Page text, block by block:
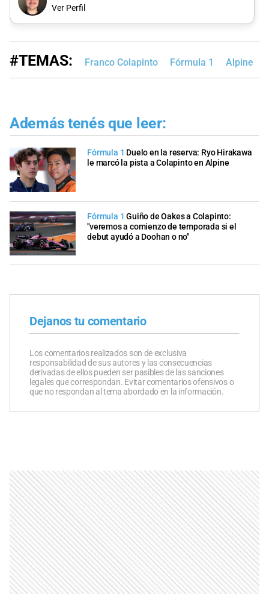
Ver Perfil
#TEMAS: Franco Colapinto Fórmula 1 Alpine
Además tenés que leer:
Fórmula 1 Duelo en la reserva: Ryo Hirakawa
le marcó la pista a Colapinto en Alpine
Fórmula 1 Guiño de Oakes a Colapinto:
"veremos a comienzo de temporada si el
debut ayudó a Doohan o no"
Dejanos tu comentario
Los comentarios realizados son de exclusiva
responsabilidad de sus autores y las consecuencias
derivadas de ellos pueden ser pasibles de las sanciones
legales que correspondan. Evitar comentarios ofensivos o
que no respondan al tema abordado en la información.